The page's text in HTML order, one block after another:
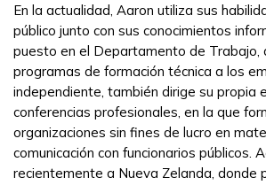
En la actualidad, Aaron utiliza sus
público junto con sus conocimientos
puesto en el Departamento de Trabajo,
programas de formación técnica a los
independiente, también dirige su propia
conferencias profesionales, en la que
organizaciones sin fines de lucro en
comunicación con funcionarios públicos.
recientemente a Nueva Zelanda, donde